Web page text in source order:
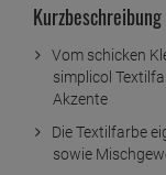
Kurzbeschreibung
Vom schicken
simplicol
Akzente
Die Textilfarbe
sowie